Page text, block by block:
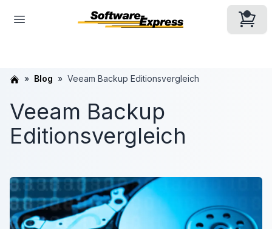
Blog Veeam Backup Editionsvergleich
Veeam Backup
Editionsvergleich